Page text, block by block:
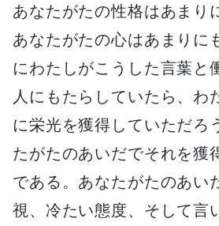
あなたがたの性格はあまり
あなたがたの心はあまりに
にわたしがこうした言葉と
人にもたらしていたら、わ
に栄光を獲得していただろ
たがたのあいだでそれを獲
である。あなたがたのあい
視、冷たい態度、そして言